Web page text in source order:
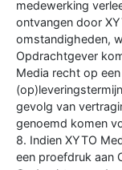
medewerking
ontvangen door
omstandigheden,
Opdrachtgever
Media recht op
gevolg van
genoemd komen
8. Indien XYTO
een proefdruk aan